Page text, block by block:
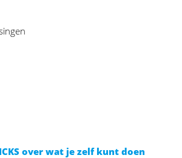
over wat je zelf kunt doen